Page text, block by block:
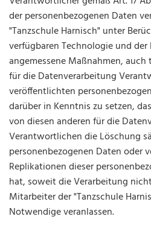
der personenbezogenen Daten
"Tanzschule Harnisch" unter
verfügbaren Technologie und
angemessene Maßnahmen,
für die Datenverarbeitung
veröffentlichten
darüber in Kenntnis zu setzen,
von diesen anderen für die
Verantwortlichen die Löschung
personenbezogenen Daten oder
Replikationen dieser
hat, soweit die Verarbeitung
Mitarbeiter der "Tanzschule
Notwendige veranlassen.